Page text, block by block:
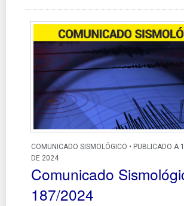
COMUNICADO SISMOLÓGICO • PUBLICADO A
DE 2024
Comunicado
187/2024